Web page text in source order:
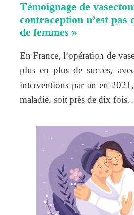
Témoignage de
contraception n’est pas
de femmes »
En France, l’opération de
plus en plus de succès,
interventions par an en 2021,
maladie, soit près de dix